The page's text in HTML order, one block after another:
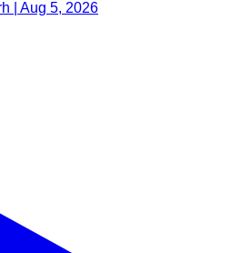
| Aug 5, 2026